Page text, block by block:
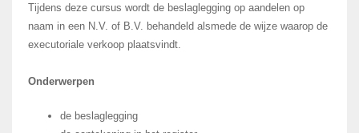
Tijdens deze cursus wordt de beslaglegging op aandelen op
naam in een N.V. of B.V. behandeld alsmede de wijze waarop de
executoriale verkoop plaatsvindt.
Onderwerpen
de beslaglegging